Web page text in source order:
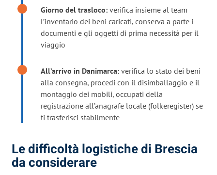
Giorno del trasloco: verifica insieme al team
l’inventario dei beni caricati, conserva a parte i
documenti e gli oggetti di prima necessità per il
viaggio
All’arrivo in Danimarca: verifica lo stato dei beni
alla consegna, procedi con il disimballaggio e il
montaggio dei mobili, occupati della
registrazione all’anagrafe locale (folkeregister) se
ti trasferisci stabilmente
Le difficoltà logistiche di Brescia
da considerare